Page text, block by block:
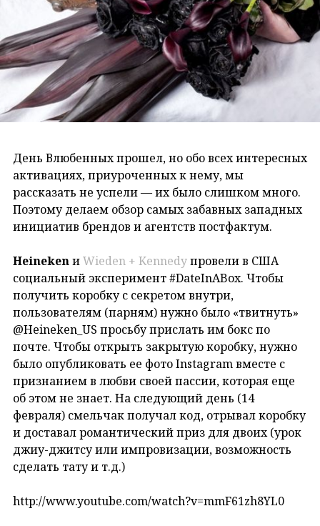
День Влюбенных прошел, но обо всех интересных
активациях, приуроченных к нему, мы
рассказать не успели — их было слишком много.
Поэтому делаем обзор самых забавных западных
инициатив брендов и агентств постфактум.
HeinekenиWieden + Kennedyпровели в США
социальный эксперимент #DateInABox. Чтобы
получить коробку с секретом внутри,
пользователям (парням) нужно было «твитнуть»
@Heineken_US просьбу прислать им бокс по
почте. Чтобы открыть закрытую коробку, нужно
было опубликовать ее фото Instagram вместе с
признанием в любви своей пассии, которая еще
об этом не знает. На следующий день (14
февраля) смельчак получал код, отрывал коробку
и доставал романтический приз для двоих (урок
джиу-джитсу или импровизации, возможность
сделать тату и т.д.)
http://www.youtube.com/watch?v=mmF61zh8YL0